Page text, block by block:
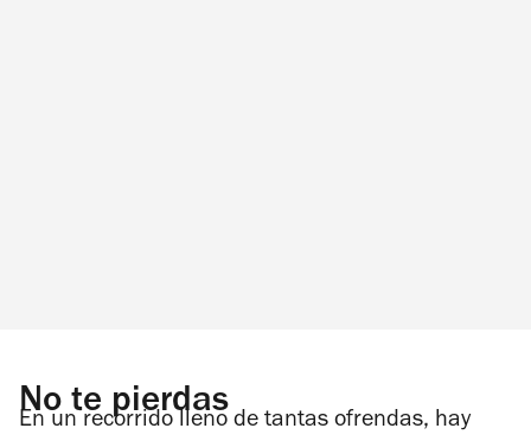
No te pierdas
En un recorrido lleno de tantas ofrendas, hay